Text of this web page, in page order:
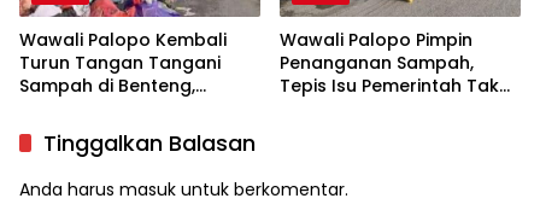
Wawali Palopo Kembali
Turun Tangan Tangani
Sampah di Benteng,
Wawali Palopo Pimpin
Penanganan Sampah,
Tepis Isu Pemerintah Tak
Tinggalkan Balasan
Anda harus masuk untuk berkomentar.